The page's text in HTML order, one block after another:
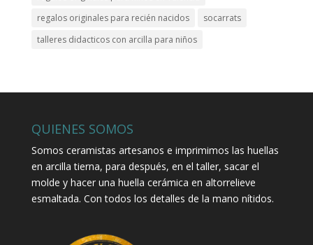
regalos originales para recién nacidos
socarrats
talleres didacticos con arcilla para niños
QUIENES SOMOS
Somos ceramistas artesanos e imprimimos las huellas
en arcilla tierna, para después, en el taller, sacar el
molde y hacer una huella cerámica en altorrelieve
esmaltada. Con todos los detalles de la mano nítidos.